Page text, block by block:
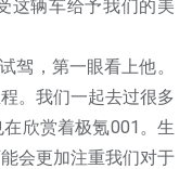
这辆车给予我们的美
驾，第一眼看上他。
。我们一起去过很多
欣赏着极氪001。生
会更加注重我们对于